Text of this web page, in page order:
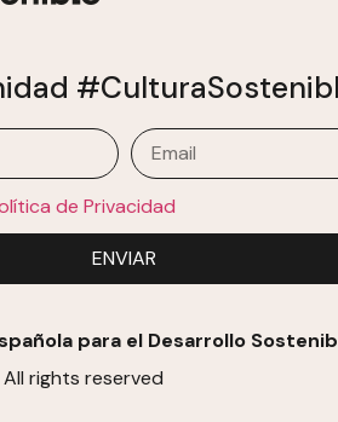
de Privacidad
ENVIAR
para el Desarrollo
rights reserved